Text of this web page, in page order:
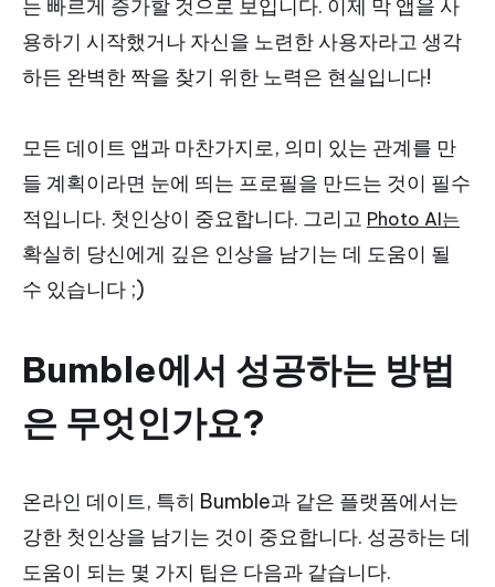
는 빠르게 증가할 것으로 보입니다. 이제 막 앱을 사
용하기 시작했거나 자신을 노련한 사용자라고 생각
하든 완벽한 짝을 찾기 위한 노력은 현실입니다!
모든 데이트 앱과 마찬가지로, 의미 있는 관계를 만
들 계획이라면 눈에 띄는 프로필을 만드는 것이 필수
적입니다. 첫인상이 중요합니다. 그리고 Photo AI는
확실히 당신에게 깊은 인상을 남기는 데 도움이 될
수 있습니다 ;)
Bumble에서 성공하는 방법
은 무엇인가요?
온라인 데이트, 특히 Bumble과 같은 플랫폼에서는
강한 첫인상을 남기는 것이 중요합니다. 성공하는 데
도움이 되는 몇 가지 팁은 다음과 같습니다.